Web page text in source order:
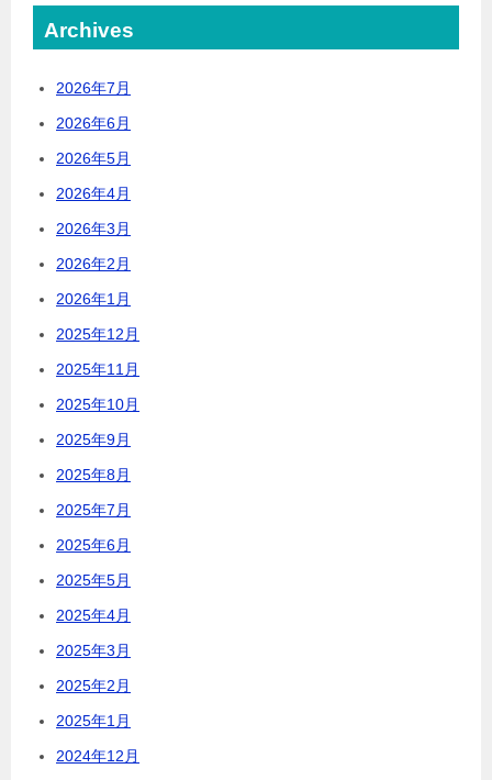
Archives
2026年7月
2026年6月
2026年5月
2026年4月
2026年3月
2026年2月
2026年1月
2025年12月
2025年11月
2025年10月
2025年9月
2025年8月
2025年7月
2025年6月
2025年5月
2025年4月
2025年3月
2025年2月
2025年1月
2024年12月